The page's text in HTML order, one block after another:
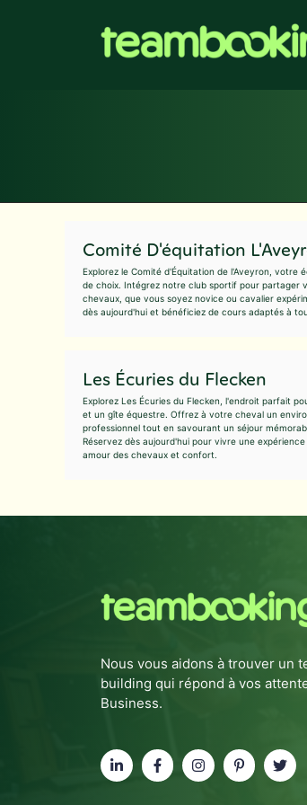
Comité D'équitation
Explorez le Comité d'Équitation de l'Aveyron, votre
de choix. Intégrez notre club sportif pour partager
chevaux, que vous soyez novice ou cavalier
dès aujourd'hui et bénéficiez de cours adaptés à
Les Écuries du Flecken
Explorez Les Écuries du Flecken, l'endroit parfait
et un gîte équestre. Offrez à votre cheval un
professionnel tout en savourant un séjour
Réservez dès aujourd'hui pour vivre une
amour des chevaux et confort.
Nous vous aidons à trouver un
building qui répond à vos
Business.